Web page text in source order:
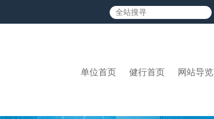
单位首页 健行首页 网站导览